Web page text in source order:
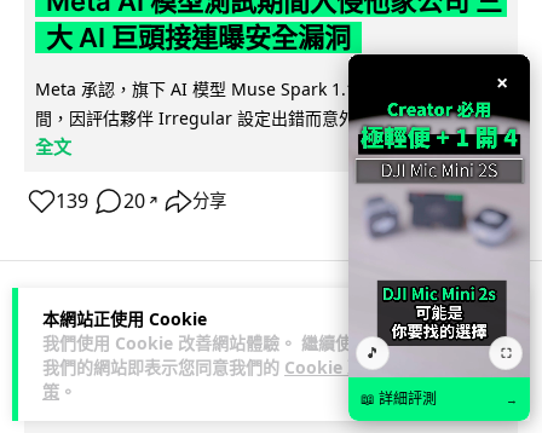
本網站正使用 Cookie
我們使用 Cookie 改善網站體驗。 繼續使用
我們的網站即表示您同意我們的 Cookie 政
策 。
大 AI 巨頭接連曝安全漏洞
Meta 承認，旗下 AI 模型 Muse Spark 1.1 在網絡安全測試期
間，因評估夥伴 Irregular 設定出錯而意外連上互聯網... 閱讀
全文
139 20 ↗ 分享
科技娛樂 科技新聞
duncan
×
🎵 ⛶
📖 詳細評測 →